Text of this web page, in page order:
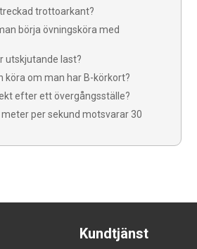
trottoarkant?
börja övningsköra med
utskjutande last?
köra om man har B-körkort?
efter ett övergångsställe?
per sekund motsvarar 30
Kundtjänst